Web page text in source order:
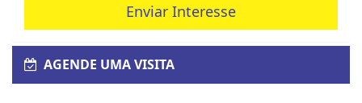
Enviar Interesse
AGENDE UMA VISITA